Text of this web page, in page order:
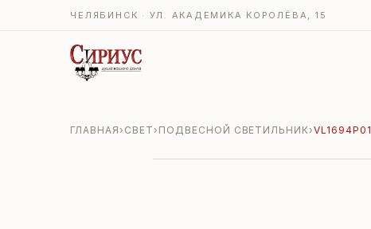
ЧЕЛЯБИНСК · УЛ. АКАДЕМИКА КОРОЛЁВА, 15
ГЛАВНАЯ› СВЕТ› ПОДВЕСНОЙ СВЕТИЛЬНИК›VL1694P01